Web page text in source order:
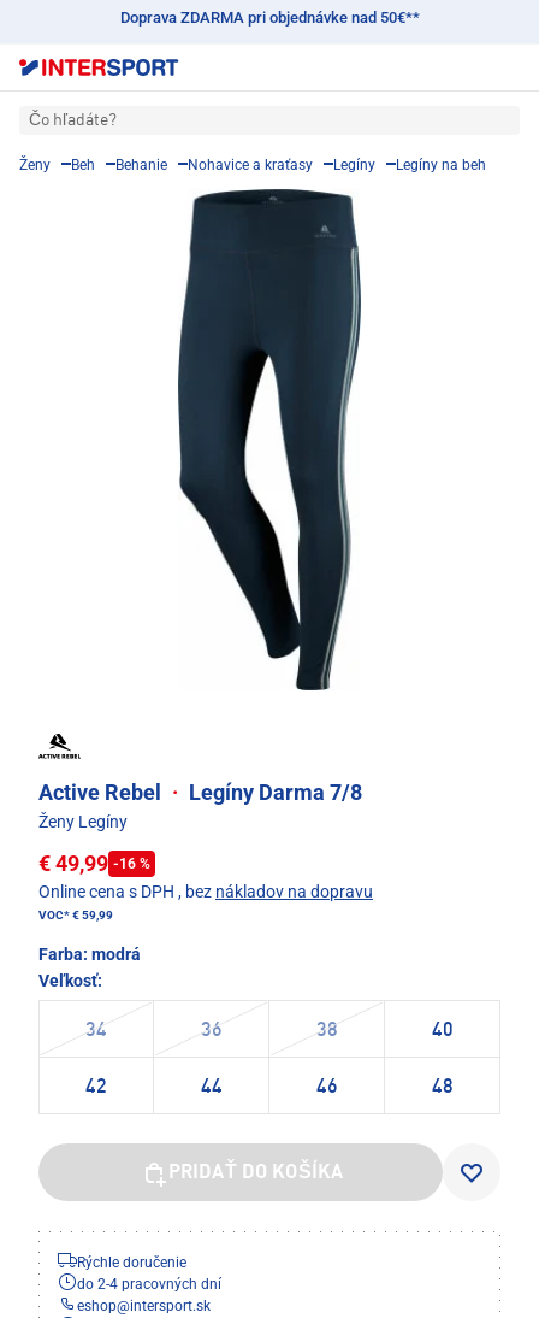
Doprava ZDARMA pri objednávke nad 50€**
Čo hľadáte?
Ženy Beh Behanie Nohavice a kraťasy Legíny Legíny na beh
Active Rebel · Legíny Darma 7/8
Ženy Legíny
€ 49,99 -16 %
Online cena s DPH , bez nákladov na dopravu
VOC*€ 59,99
Farba: modrá
Veľkosť:
34 36 38 40
42 44 46 48
PRIDAŤ DO KOŠÍKA
Rýchle doručenie
do 2-4 pracovných dní
eshop@intersport.sk